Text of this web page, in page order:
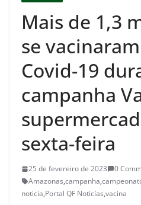
Mais de 1,3
se
Covid-19
campanha
sexta-feira
25 de fevereiro de 2023
0
Amazonas,campanha,
noticia,Portal QF Noticías,vacina